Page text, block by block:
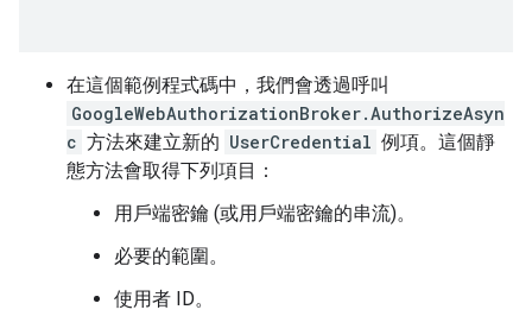
在這個範例程式碼中，我們會透過呼叫
GoogleWebAuthorizationBroker.AuthorizeAsyn
c 方法來建立新的 UserCredential 例項。這個靜
態方法會取得下列項目：
用戶端密鑰 (或用戶端密鑰的串流)。
必要的範圍。
使用者 ID。